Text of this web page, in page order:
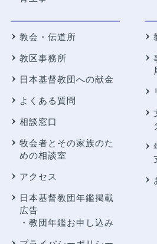
教会・伝道所
教区事務所
日本基督教団への献金
よくある質問
相談窓口
牧会者とその家族のた
めの相談室
アクセス
日本基督教団年鑑掲載
広告
・教団年鑑お申し込み